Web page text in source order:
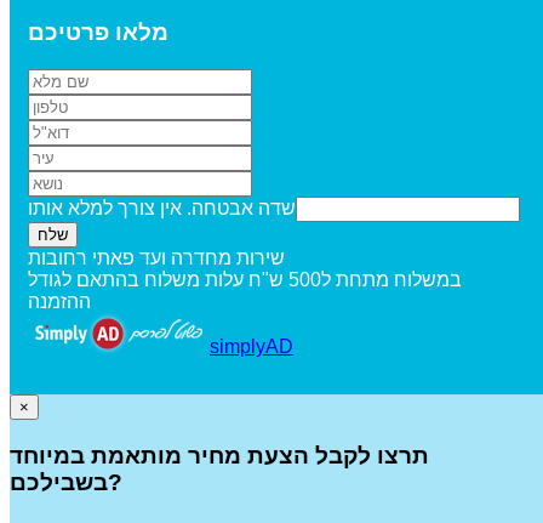
מלאו פרטיכם
שדה אבטחה. אין צורך למלא אותו
שירות מחדרה ועד פאתי רחובות
במשלוח מתחת ל500 ש"ח עלות משלוח בהתאם לגודל
ההזמנה
simplyAD
×
תרצו לקבל הצעת מחיר מותאמת במיוחד
בשבילכם?